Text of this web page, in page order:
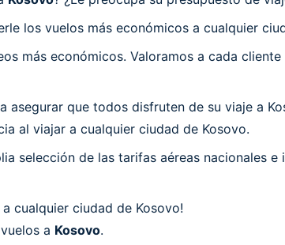
los vuelos más económicos a cualquier
más económicos. Valoramos a cada
que todos disfruten de su viaje a
al viajar a cualquier ciudad de Kosovo.
selección de las tarifas aéreas nacionales
cualquier ciudad de Kosovo!
a Kosovo.